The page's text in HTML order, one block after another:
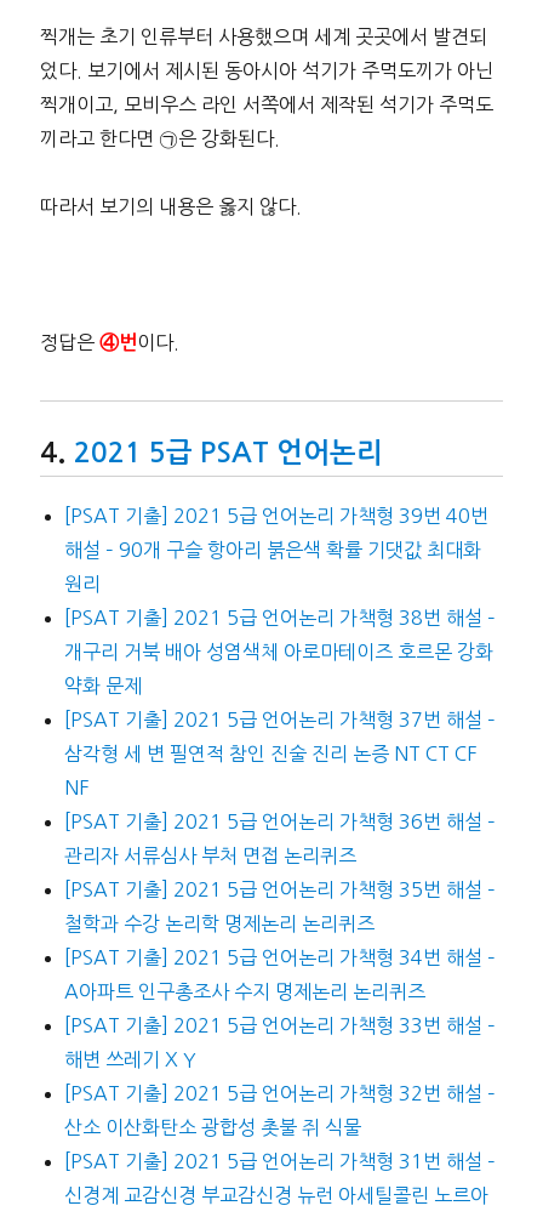
찍개는 초기 인류부터 사용했으며 세계 곳곳에서 발견되
었다. 보기에서 제시된 동아시아 석기가 주먹도끼가 아닌
찍개이고, 모비우스 라인 서쪽에서 제작된 석기가 주먹도
끼라고 한다면 ㉠은 강화된다.
따라서 보기의 내용은 옳지 않다.
정답은④번 이다.
2021 5급 PSAT 언어논리
[PSAT 기출] 2021 5급 언어논리 가책형 39번 40번
해설 – 90개 구슬 항아리 붉은색 확률 기댓값 최대화
원리
[PSAT 기출] 2021 5급 언어논리 가책형 38번 해설 –
개구리 거북 배아 성염색체 아로마테이즈 호르몬 강화
약화 문제
[PSAT 기출] 2021 5급 언어논리 가책형 37번 해설 –
삼각형 세 변 필연적 참인 진술 진리 논증 NT CT CF
NF
[PSAT 기출] 2021 5급 언어논리 가책형 36번 해설 –
관리자 서류심사 부처 면접 논리퀴즈
[PSAT 기출] 2021 5급 언어논리 가책형 35번 해설 –
철학과 수강 논리학 명제논리 논리퀴즈
[PSAT 기출] 2021 5급 언어논리 가책형 34번 해설 –
A아파트 인구총조사 수지 명제논리 논리퀴즈
[PSAT 기출] 2021 5급 언어논리 가책형 33번 해설 –
해변 쓰레기 X Y
[PSAT 기출] 2021 5급 언어논리 가책형 32번 해설 –
산소 이산화탄소 광합성 촛불 쥐 식물
[PSAT 기출] 2021 5급 언어논리 가책형 31번 해설 –
신경계 교감신경 부교감신경 뉴런 아세틸콜린 노르아